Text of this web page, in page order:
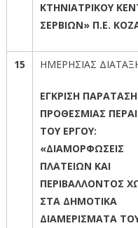
ΚΤΗΝΙΑΤΡΙΚΟΥ
ΣΕΡΒΙΩΝ» Π.Ε.
15 ΗΜΕΡΗΣΙΑΣ
ΕΓΚΡΙΣΗ
ΠΡΟΘΕΣΜΙΑΣ
ΤΟΥ ΕΡΓΟΥ:
«ΔΙΑΜΟΡΦΩΣΕΙΣ
ΠΛΑΤΕΙΩΝ ΚΑΙ
ΠΕΡΙΒΑΛΛΟΝΤΟΣ
ΣΤΑ ΔΗΜΟΤΙΚΑ
ΔΙΑΜΕΡΙΣΜΑΤΑ